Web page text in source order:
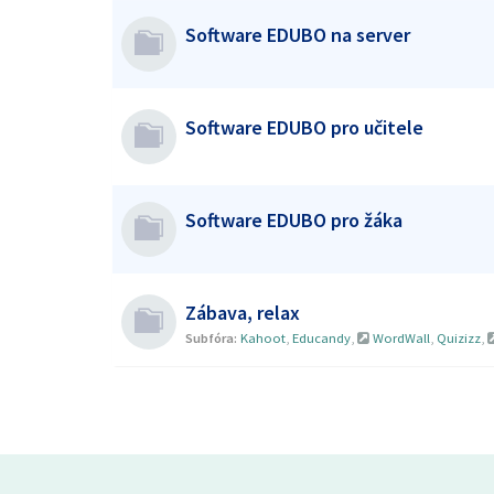
Software EDUBO na server
Software EDUBO pro učitele
Software EDUBO pro žáka
Zábava, relax
Subfóra: Kahoot, Educandy, WordWall, Quizizz,